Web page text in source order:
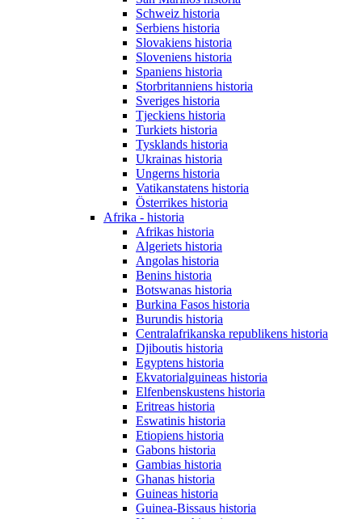
Schweiz historia
Serbiens historia
Slovakiens historia
Sloveniens historia
Spaniens historia
Storbritanniens historia
Sveriges historia
Tjeckiens historia
Turkiets historia
Tysklands historia
Ukrainas historia
Ungerns historia
Vatikanstatens historia
Österrikes historia
Afrika - historia
Afrikas historia
Algeriets historia
Angolas historia
Benins historia
Botswanas historia
Burkina Fasos historia
Burundis historia
Centralafrikanska republikens historia
Djiboutis historia
Egyptens historia
Ekvatorialguineas historia
Elfenbenskustens historia
Eritreas historia
Eswatinis historia
Etiopiens historia
Gabons historia
Gambias historia
Ghanas historia
Guineas historia
Guinea-Bissaus historia